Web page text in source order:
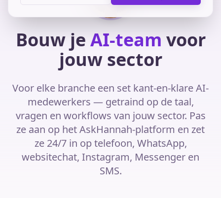
Bouw je AI-team voor
jouw sector
Voor elke branche een set kant-en-klare AI-
medewerkers — getraind op de taal,
vragen en workflows van jouw sector. Pas
ze aan op het AskHannah-platform en zet
ze 24/7 in op telefoon, WhatsApp,
websitechat, Instagram, Messenger en
SMS.